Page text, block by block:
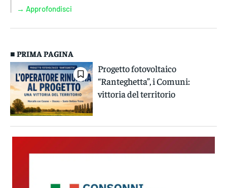
→ Approfondisci
■ PRIMA PAGINA
Progetto fotovoltaico
“Ranteghetta”, i Comuni:
vittoria del territorio